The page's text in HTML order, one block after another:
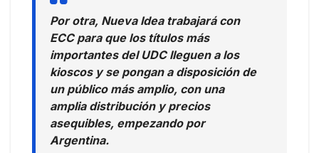
Por otra, Nueva Idea trabajará con
ECC para que los títulos más
importantes del UDC lleguen a los
kioscos y se pongan a disposición de
un público más amplio, con una
amplia distribución y precios
asequibles, empezando por
Argentina.